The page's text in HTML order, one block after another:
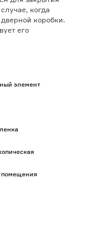
когда
коробки.
его
крепежа;
протереть
элемент
помещения